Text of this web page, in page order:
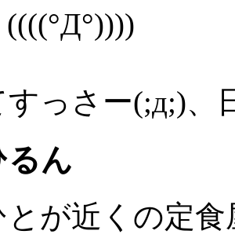
((((°Д°))))
っさー(;д;)、
ん
とが近くの定